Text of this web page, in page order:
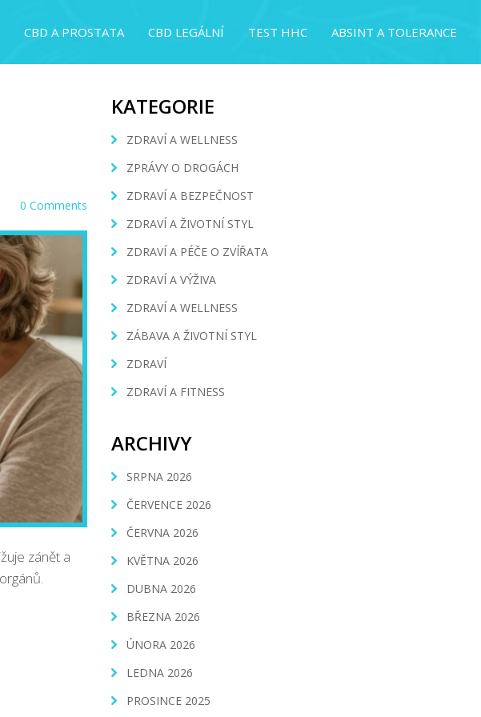
CBD A PROSTATA CBD LEGÁLNÍ TEST HHC ABSINT A TOLERANCE
0 Comments
zánět a
KATEGORIE
ZDRAVÍ A WELLNESS
ZPRÁVY O DROGÁCH
ZDRAVÍ A BEZPEČNOST
ZDRAVÍ A ŽIVOTNÍ STYL
ZDRAVÍ A PÉČE O ZVÍŘATA
ZDRAVÍ A VÝŽIVA
ZDRAVÍ A WELLNESS
ZÁBAVA A ŽIVOTNÍ STYL
ZDRAVÍ
ZDRAVÍ A FITNESS
ARCHIVY
SRPNA 2026
ČERVENCE 2026
ČERVNA 2026
KVĚTNA 2026
DUBNA 2026
BŘEZNA 2026
ÚNORA 2026
LEDNA 2026
PROSINCE 2025